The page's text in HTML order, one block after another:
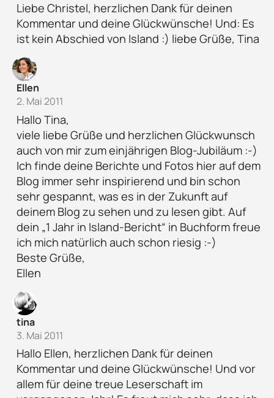
Liebe Christel, herzlichen Dank für deinen
Kommentar und deine Glückwünsche! Und: Es
ist kein Abschied von Island :) liebe Grüße, Tina
Ellen
2. Mai 2011
Hallo Tina,
viele liebe Grüße und herzlichen Glückwunsch
auch von mir zum einjährigen Blog-Jubiläum :-)
Ich finde deine Berichte und Fotos hier auf dem
Blog immer sehr inspirierend und bin schon
sehr gespannt, was es in der Zukunft auf
deinem Blog zu sehen und zu lesen gibt. Auf
dein „1 Jahr in Island-Bericht“ in Buchform freue
ich mich natürlich auch schon riesig :-)
Beste Grüße,
Ellen
tina
3. Mai 2011
Hallo Ellen, herzlichen Dank für deinen
Kommentar und deine Glückwünsche! Und vor
allem für deine treue Leserschaft im